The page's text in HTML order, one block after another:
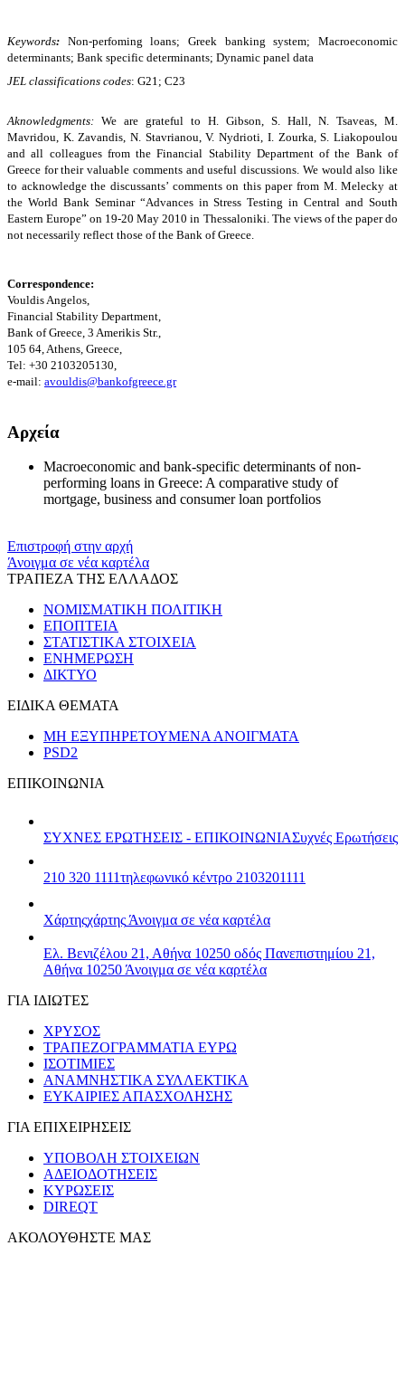
Keywords: Non-perfoming loans; Greek banking system; Macroeconomic
determinants; Bank specific determinants; Dynamic panel data
JEL classifications codes: G21; C23
Aknowledgments: We are grateful to H
Gibson, S. Hall, N. Tsaveas, M.
Mavridou, K. Zavandis, N. Stavrianou, V. Nydrioti, I. Zourka, S. Liakopoulou
and all colleagues from the Financial Stability Department of the Bank of
Greece for their valuable comments and useful discussions. We would also like
to acknowledge the discussants’ comments on this paper from M. Melecky at
the World Bank Seminar “Advances in Stress Testing in Central and South
Eastern Europe” on 19-20 May 2010 in Thessaloniki. The views of the paper do
not necessarily reflect those of the Bank of Greece.
Correspondence:
Vouldis Angelos,
Financial Stability Department,
Bank of Greece, 3 Amerikis Str.,
105 64, Athens, Greece,
Tel: +30 2103205130,
e-mail: avouldis@bankofgreece.gr
Αρχεία
Macroeconomic and bank-specific determinants of non-
performing loans in Greece: A comparative study of
mortgage, business and consumer loan portfolios
Επιστροφή στην αρχή
Άνοιγμα σε νέα καρτέλα
ΤΡΑΠΕΖΑ ΤΗΣ ΕΛΛΑΔΟΣ
ΝΟΜΙΣΜΑΤΙΚΗ ΠΟΛΙΤΙΚΗ
ΕΠΟΠΤΕΙΑ
ΣΤΑΤΙΣΤΙΚΑ ΣΤΟΙΧΕΙΑ
ΕΝΗΜΕΡΩΣΗ
ΔΙΚΤΥΟ
ΕΙΔΙΚΑ ΘΕΜΑΤΑ
ΜΗ ΕΞΥΠΗΡΕΤΟΥΜΕΝΑ ΑΝΟΙΓΜΑΤΑ
PSD2
ΕΠΙΚΟΙΝΩΝΙΑ
ΣΥΧΝΕΣ ΕΡΩΤΗΣΕΙΣ - ΕΠΙΚΟΙΝΩΝΙΑΣυχνές Ερωτήσεις
210 320 1111τηλεφωνικό κέντρο 2103201111
Χάρτηςχάρτης Άνοιγμα σε νέα καρτέλα
Ελ. Βενιζέλου 21, Αθήνα 10250 οδός Πανεπιστημίου 21,
Αθήνα 10250 Άνοιγμα σε νέα καρτέλα
ΓΙΑ ΙΔΙΩΤΕΣ
ΧΡΥΣΟΣ
ΤΡΑΠΕΖΟΓΡΑΜΜΑΤΙΑ ΕΥΡΩ
ΙΣΟΤΙΜΙΕΣ
ΑΝΑΜΝΗΣΤΙΚΑ ΣΥΛΛΕΚΤΙΚΑ
ΕΥΚΑΙΡΙΕΣ ΑΠΑΣΧΟΛΗΣΗΣ
ΓΙΑ ΕΠΙΧΕΙΡΗΣΕΙΣ
ΥΠΟΒΟΛΗ ΣΤΟΙΧΕΙΩΝ
ΑΔΕΙΟΔΟΤΗΣΕΙΣ
ΚΥΡΩΣΕΙΣ
DIREQT
ΑΚΟΛΟΥΘΗΣΤΕ ΜΑΣ